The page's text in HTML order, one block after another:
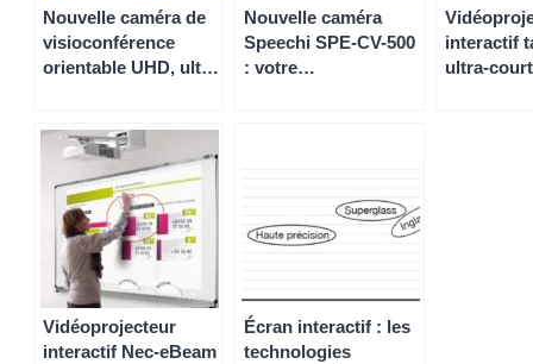
Nouvelle caméra de
visioconférence
orientable UHD, ultra
Nouvelle caméra
Speechi SPE-CV-500
: votre
interactif
ultra-
Vidéoprojecteur
interactif Nec-eBeam
Écran interactif : les
technologies